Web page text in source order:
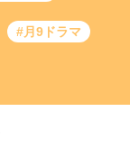
#月9ドラマ